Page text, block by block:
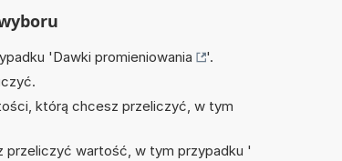
'Dawki promieniowania
'.
którą chcesz przeliczyć, w tym
przeliczyć wartość, w tym przypadku '